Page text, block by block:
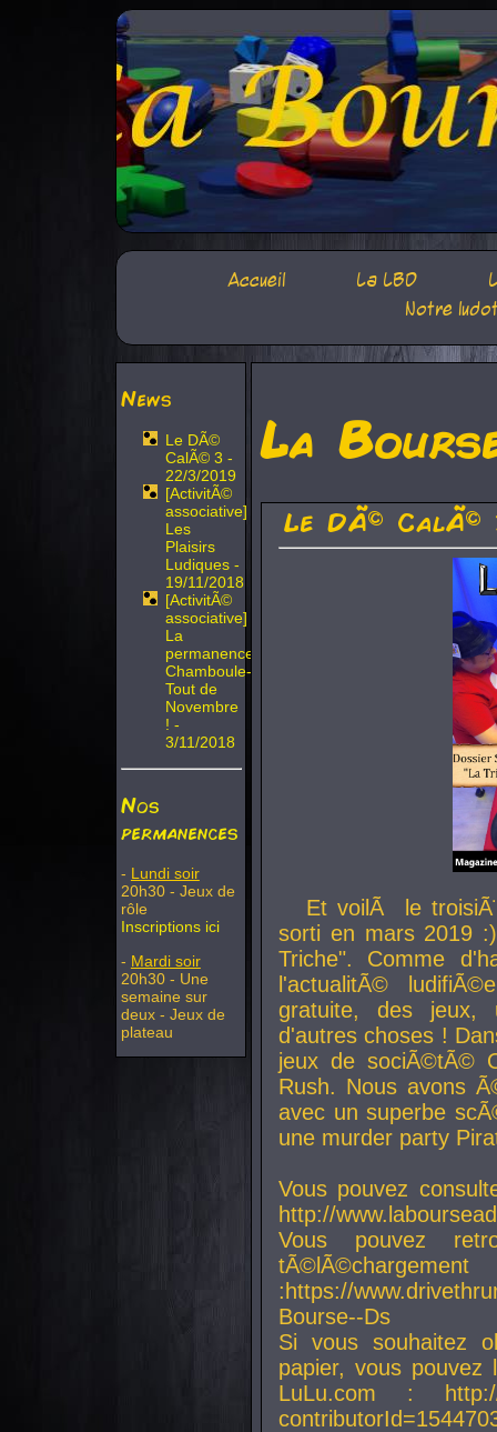
Accueil La LBD
Notre
News
Le DÃ©
CalÃ© 3 -
22/3/2019
[ActivitÃ©
associative]
Les
Plaisirs
Ludiques -
19/11/2018
[ActivitÃ©
associative]
La
permanence
Chamboule-
Tout de
Novembre
! -
3/11/2018
Nos
permanences
- Lundi soir
20h30 - Jeux de
rôle
Inscriptions ici
- Mardi soir
20h30 - Une
semaine sur
deux - Jeux de
plateau
La
Le DÃ© CalÃ©
Et voilÃ le
sorti en mars 2019
Triche". Comme
l'actualitÃ©
gratuite, des jeux,
d'autres choses !
jeux de sociÃ©tÃ©
Rush. Nous avons
avec un superbe
une murder party
Vous pouvez
http://
Vous pouvez
:https://
Bourse--Ds
Si vous souhaitez
papier, vous
LuLu.com : http://